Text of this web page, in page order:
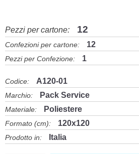
Pezzi per cartone: 12
Confezioni per cartone: 12
Pezzi per Confezione: 1
Codice: A120-01
Marchio: Pack Service
Materiale: Poliestere
Formato (cm): 120x120
Prodotto in: Italia